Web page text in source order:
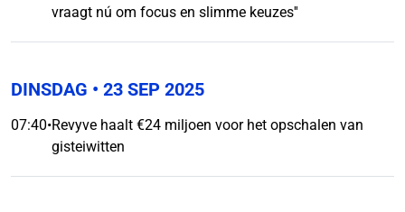
vraagt nú om focus en slimme keuzes''
DINSDAG • 23 SEP 2025
07:40•Revyve haalt €24 miljoen voor het opschalen van
gisteiwitten